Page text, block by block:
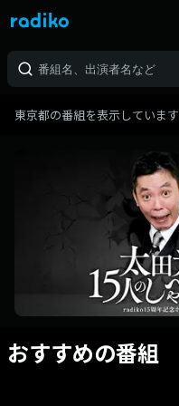
東京都の番組を表示しています
おすすめの番組